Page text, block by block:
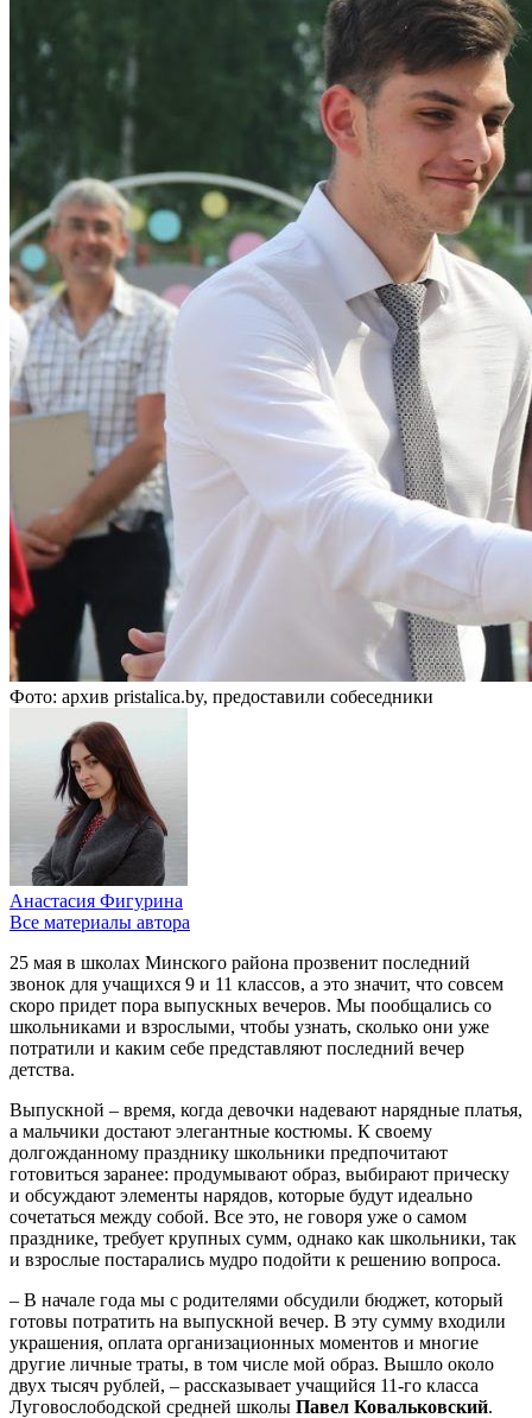
Фото: архив pristalica.by, предоставили собеседники
Анастасия Фигурина
Все материалы автора
25 мая в школах Минского района прозвенит последний
звонок для учащихся 9 и 11 классов, а это значит, что совсем
скоро придет пора выпускных вечеров. Мы пообщались со
школьниками и взрослыми, чтобы узнать, сколько они уже
потратили и каким себе представляют последний вечер
детства.
Выпускной – время, когда девочки надевают нарядные платья,
а мальчики достают элегантные костюмы. К своему
долгожданному празднику школьники предпочитают
готовиться заранее: продумывают образ, выбирают прическу
и обсуждают элементы нарядов, которые будут идеально
сочетаться между собой. Все это, не говоря уже о самом
празднике, требует крупных сумм, однако как школьники, так
и взрослые постарались мудро подойти к решению вопроса.
– В начале года мы с родителями обсудили бюджет, который
готовы потратить на выпускной вечер. В эту сумму входили
украшения, оплата организационных моментов и многие
другие личные траты, в том числе мой образ. Вышло около
двух тысяч рублей, – рассказывает учащийся 11-го класса
Луговослободской средней школы Павел Ковальковский.